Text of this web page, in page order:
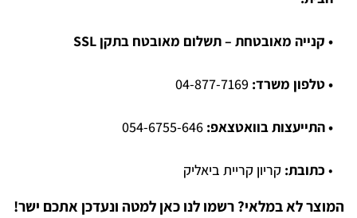
• קנייה מאובטחת – תשלום מאובטח בתקן SSL
• טלפון משרד:
• התייעצות בוואטצאפ:
• כתובת: קריון קריית ביאליק
המוצר לא במלאי? רשמו לנו כאן למטה ונעדכן אתכם ישר!